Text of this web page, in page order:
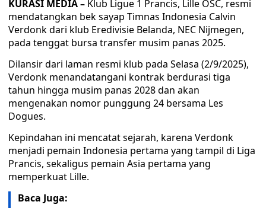
KURASI MEDIA – Klub Ligue 1 Prancis, Lille OSC, resmi
mendatangkan bek sayap Timnas Indonesia Calvin
Verdonk dari klub Eredivisie Belanda, NEC Nijmegen,
pada tenggat bursa transfer musim panas 2025.
Dilansir dari laman resmi klub pada Selasa (2/9/2025),
Verdonk menandatangani kontrak berdurasi tiga
tahun hingga musim panas 2028 dan akan
mengenakan nomor punggung 24 bersama Les
Dogues.
Kepindahan ini mencatat sejarah, karena Verdonk
menjadi pemain Indonesia pertama yang tampil di Liga
Prancis, sekaligus pemain Asia pertama yang
memperkuat Lille.
Baca Juga: